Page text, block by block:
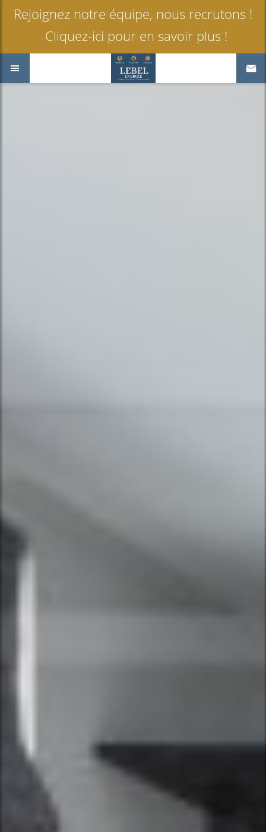
Rejoignez notre équipe, nous recrutons !
Cliquez-ici pour en savoir plus !